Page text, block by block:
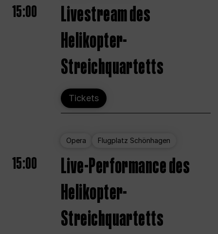
15:00
Livestream des
Helikopter-
Streichquartetts
Tickets
Opera Flugplatz Schönhagen
15:00
Live-Performance des
Helikopter-
Streichquartetts